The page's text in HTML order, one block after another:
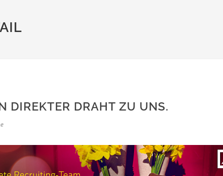
DIREKTER DRAHT ZU UNS.